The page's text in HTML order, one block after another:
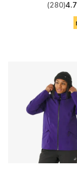
4.7
(280)